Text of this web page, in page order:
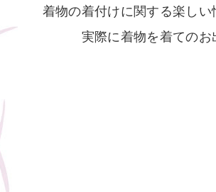
着物の着付けに関する楽し
実際に着物を着てのお